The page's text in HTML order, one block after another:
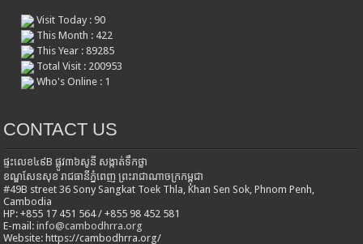
Visit Today : 90
This Month : 422
This Year : 89285
Total Visit : 200953
Who's Online : 1
CONTACT US
ផ្ទះលេខ៤៩B ផ្លូវ៣៦​សូនី សង្កាត់ទឹកថ្លា
ខណ្ឌសែនសុខ រាជធានីភ្នំពេញ ព្រះរាជាណាចក្រកម្ពុជា
#49B street 36 Sony Sangkat Toek Thla, Khan Sen Sok, Phnom Penh,
Cambodia
HP: +855 17 451 564 / +855 98 452 581
E-mail:info@cambodhrra.org
Website: https://cambodhrra.org/